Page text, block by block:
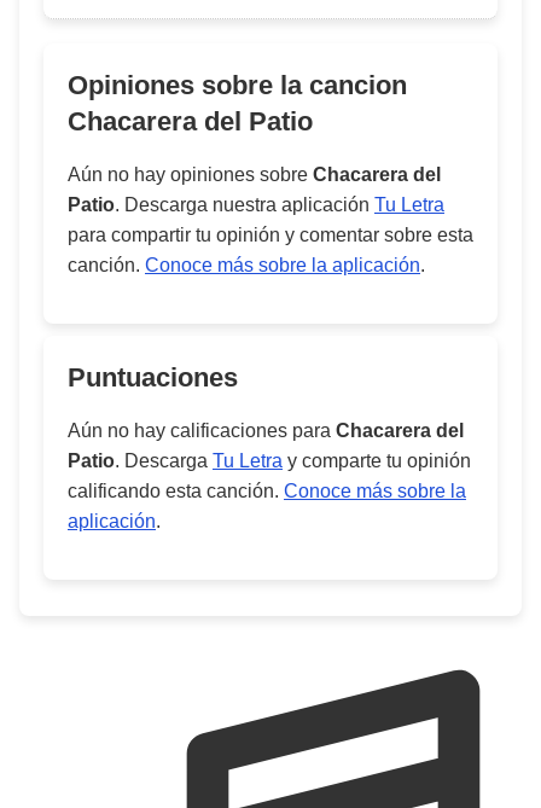
Opiniones sobre la cancion
Chacarera del Patio
Aún no hay opiniones sobre Chacarera del
Patio. Descarga nuestra aplicación Tu Letra
para compartir tu opinión y comentar sobre esta
canción. Conoce más sobre la aplicación.
Puntuaciones
Aún no hay calificaciones para Chacarera del
Patio. Descarga Tu Letra y comparte tu opinión
calificando esta canción. Conoce más sobre la
aplicación.